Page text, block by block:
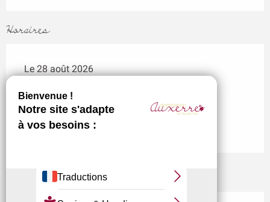
Horaires
Le 28 août 2026
Le 24/07 et le 28/08 à 14h30 - Durée 1 heure
Localisation